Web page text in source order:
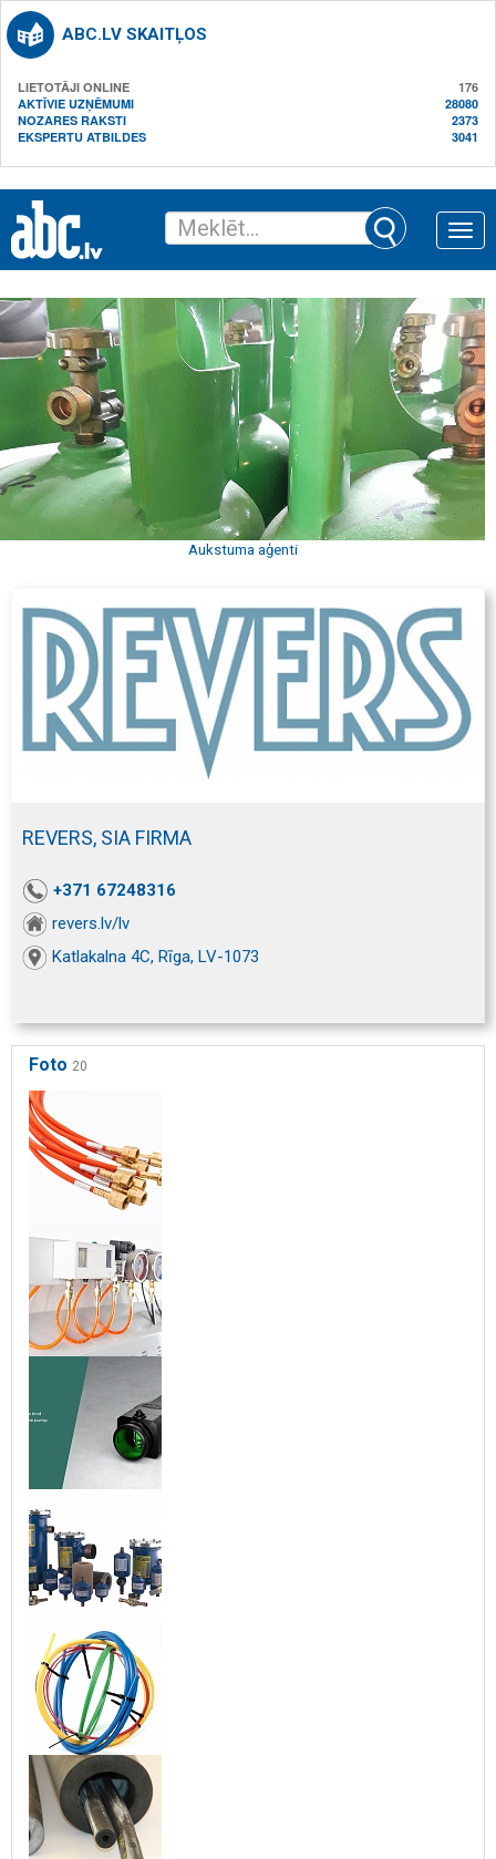
ABC.LV SKAITĻOS
LIETOTĀJI ONLINE
176
AKTĪVIE UZŅĒMUMI
28080
NOZARES RAKSTI
2373
EKSPERTU ATBILDES
3041
Toggle
Aukstuma aģenti
REVERS, SIA FIRMA
+371 67248316
revers.lv/lv
Katlakalna 4C, Rīga, LV-1073
Foto 20